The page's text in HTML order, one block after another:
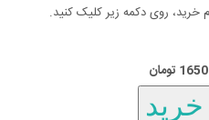
روی دکمه زیر کلیک کنید.
تومان